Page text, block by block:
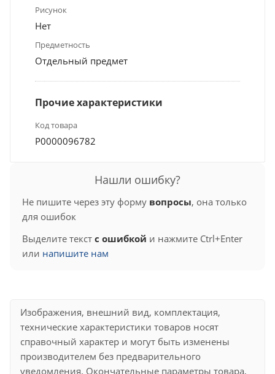
Рисунок
Нет
Предметность
Отдельный предмет
Прочие характеристики
Код товара
Р0000096782
Нашли ошибку?
Не пишите через эту форму вопросы, она только
для ошибок
Выделите текст с ошибкой и нажмите Ctrl+Enter
или напишите нам
Изображения, внешний вид, комплектация,
технические характеристики товаров носят
справочный характер и могут быть изменены
производителем без предварительного
уведомления. Окончательные параметры товара,